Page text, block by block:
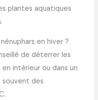
plantes aquatiques
en hiver ?
de déterrer les
intérieur ou dans un
souvent des